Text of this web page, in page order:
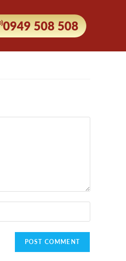
0949 508 508